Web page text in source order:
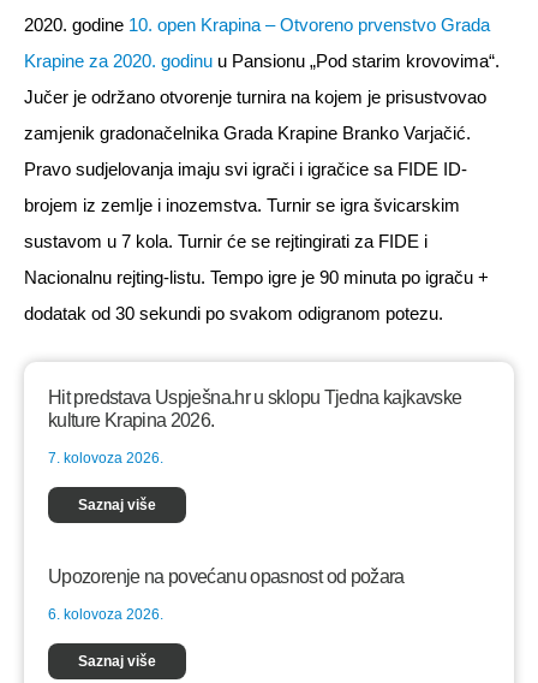
2020. godine 10. open Krapina – Otvoreno prvenstvo Grada
Krapine za 2020. godinu u Pansionu „Pod starim krovovima“.
Jučer je održano otvorenje turnira na kojem je prisustvovao
zamjenik gradonačelnika Grada Krapine Branko Varjačić.
Pravo sudjelovanja imaju svi igrači i igračice sa FIDE ID-
brojem iz zemlje i inozemstva. Turnir se igra švicarskim
sustavom u 7 kola. Turnir će se rejtingirati za FIDE i
Nacionalnu rejting-listu. Tempo igre je 90 minuta po igraču +
dodatak od 30 sekundi po svakom odigranom potezu.
Hit predstava Uspješna.hr u sklopu Tjedna kajkavske
kulture Krapina 2026.
7. kolovoza 2026.
Saznaj više
Upozorenje na povećanu opasnost od požara
6. kolovoza 2026.
Saznaj više